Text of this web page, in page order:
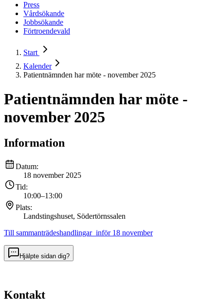
Press
Vårdsökande
Jobbsökande
Förtroendevald
Start
Kalender
Patientnämnden har möte - november 2025
Patientnämnden har möte -
november 2025
Information
Datum:
18 november 2025
Tid:
10:00–13:00
Plats:
Landstingshuset, Södertörnssalen
Till sammanträdeshandlingar inför 18 november
Hjälpte sidan dig?
Kontakt